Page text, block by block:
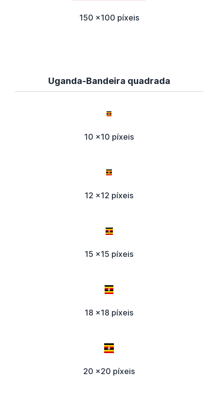
150 x100 píxeis
Uganda-Bandeira quadrada
10 x10 píxeis
12 x12 píxeis
15 x15 píxeis
18 x18 píxeis
20 x20 píxeis